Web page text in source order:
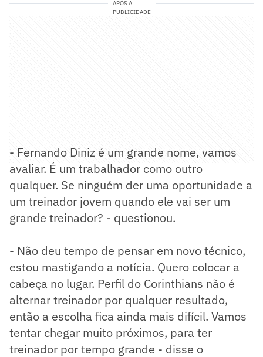
APÓS A
PUBLICIDADE
- Fernando Diniz é um grande nome, vamos
avaliar. É um trabalhador como outro
qualquer. Se ninguém der uma oportunidade a
um treinador jovem quando ele vai ser um
grande treinador? - questionou.
- Não deu tempo de pensar em novo técnico,
estou mastigando a notícia. Quero colocar a
cabeça no lugar. Perfil do Corinthians não é
alternar treinador por qualquer resultado,
então a escolha fica ainda mais difícil. Vamos
tentar chegar muito próximos, para ter
treinador por tempo grande - disse o